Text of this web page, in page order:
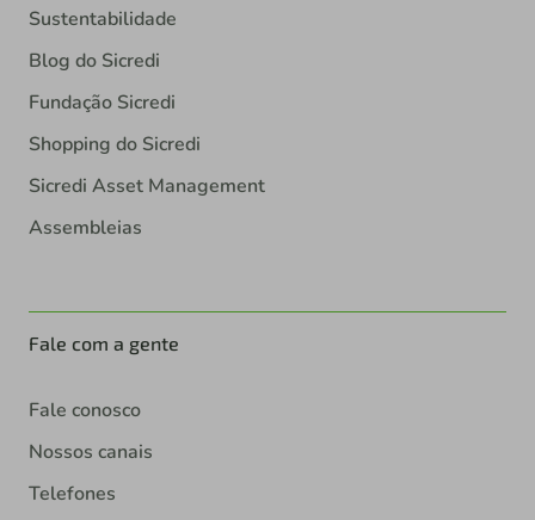
Sustentabilidade
Blog do Sicredi
Fundação Sicredi
Shopping do Sicredi
Sicredi Asset Management
Assembleias
Fale com a gente
Fale conosco
Nossos canais
Telefones